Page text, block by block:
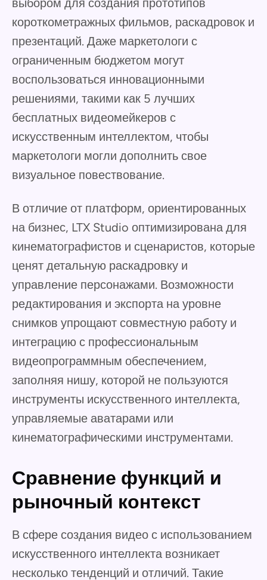
выбором для создания прототипов
короткометражных фильмов, раскадровок и
презентаций. Даже маркетологи с
ограниченным бюджетом могут
воспользоваться инновационными
решениями, такими как 5 лучших
бесплатных видеомейкеров с
искусственным интеллектом, чтобы
маркетологи могли дополнить свое
визуальное повествование.
В отличие от платформ, ориентированных
на бизнес, LTX Studio оптимизирована для
кинематографистов и сценаристов, которые
ценят детальную раскадровку и
управление персонажами. Возможности
редактирования и экспорта на уровне
снимков упрощают совместную работу и
интеграцию с профессиональным
видеопрограммным обеспечением,
заполняя нишу, которой не пользуются
инструменты искусственного интеллекта,
управляемые аватарами или
кинематографическими инструментами.
Сравнение функций и
рыночный контекст
В сфере создания видео с использованием
искусственного интеллекта возникает
несколько тенденций и отличий. Такие